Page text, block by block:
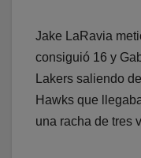
Jake LaRavia
consiguió 16 y
Lakers saliendo
Hawks que
una racha de tres